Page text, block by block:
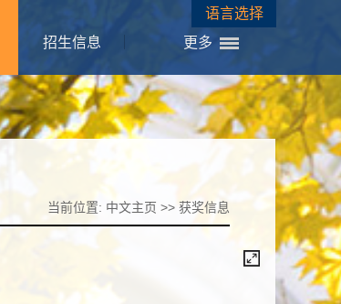
语言选择
招生信息 更多
当前位置: 中文主页 >> 获奖信息